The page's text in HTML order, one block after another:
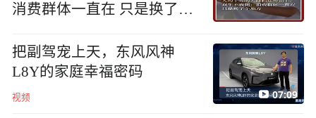
消费群体一直在 只是换了个
把副驾宠上天，东风风神
L8Y的家庭幸福密码
视频 07:09